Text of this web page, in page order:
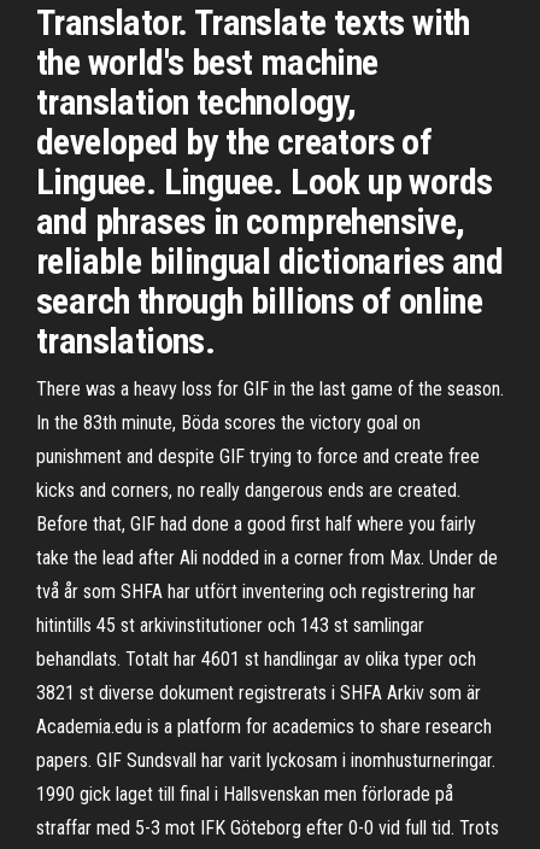
Translator. Translate texts with
the world's best machine
translation technology,
developed by the creators of
Linguee. Linguee. Look up words
and phrases in comprehensive,
reliable bilingual dictionaries and
search through billions of online
translations.
There was a heavy loss for GIF in the last game of the season.
In the 83th minute, Böda scores the victory goal on
punishment and despite GIF trying to force and create free
kicks and corners, no really dangerous ends are created.
Before that, GIF had done a good first half where you fairly
take the lead after Ali nodded in a corner from Max. Under de
två år som SHFA har utfört inventering och registrering har
hitintills 45 st arkivinstitutioner och 143 st samlingar
behandlats. Totalt har 4601 st handlingar av olika typer och
3821 st diverse dokument registrerats i SHFA Arkiv som är
Academia.edu is a platform for academics to share research
papers. GIF Sundsvall har varit lyckosam i inomhusturneringar.
1990 gick laget till final i Hallsvenskan men förlorade på
straffar med 5-3 mot IFK Göteborg efter 0-0 vid full tid. Trots